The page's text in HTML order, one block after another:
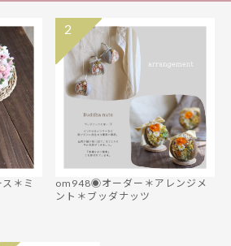
＊ミ
om948◉オーダー＊アレンジメ
ント＊ブッダナッツ
2